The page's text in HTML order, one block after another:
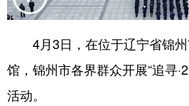
浙江 安徽
山东 河南
4月3日，在位于辽宁省锦州
馆，锦州市各界群众开展“追寻
活动。